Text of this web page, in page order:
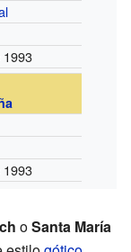
1993
1993
oSanta María